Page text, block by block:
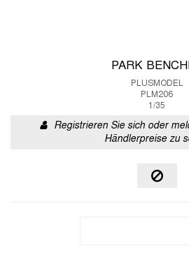
PARK
PLUSMODEL
PLM206
1/35
Registrieren Sie sich oder
Händlerpreise zu